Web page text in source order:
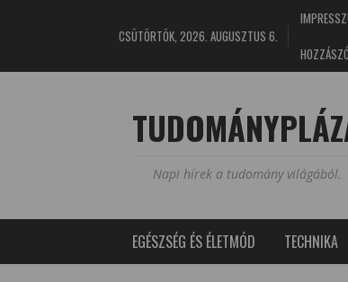
CSÜTÖRTÖK, 2026. AUGUSZTUS 6.
Napi hírek a tudomány világából.
EGÉSZSÉG ÉS ÉLETMÓD TECHNIKA